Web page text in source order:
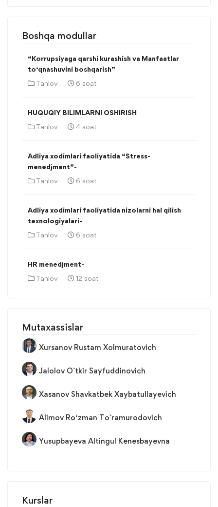
Boshqa modullar
“Korrupsiyaga qarshi kurashish va Manfaatlar
to‘qnashuvini boshqarish”
Tanlov
6 soat
HUQUQIY BILIMLARNI OSHIRISH
Tanlov
4 soat
Adliya xodimlari faoliyatida “Stress-
menedjment”-
Tanlov
6 soat
Adliya xodimlari faoliyatida nizolarni hal qilish
texnologiyalari-
Tanlov
6 soat
HR menedjment-
Tanlov
12 soat
Mutaxassislar
Xursanov Rustam Xolmuratovich
Jalolov O`tkir Sayfuddinovich
Xasanov Shavkatbek Xaybatullayevich
Alimov Ro‘zman To`ramurodovich
Yusupbayeva Altingul Kenesbayevna
Kurslar